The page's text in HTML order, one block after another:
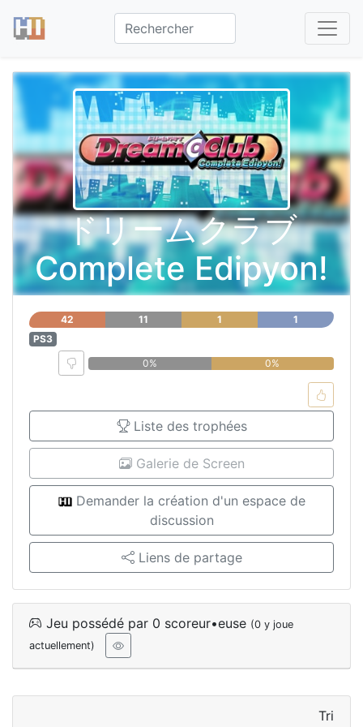
ドリームクラブ
Complete Edipyon!
42 11 1
1
PS3
0%
0%
Liste des trophées
Galerie de Screen
Demander la création d'un espace de
discussion
Liens de partage
Jeu possédé par 0 scoreur•euse (0 y joue
actuellement)
Tri